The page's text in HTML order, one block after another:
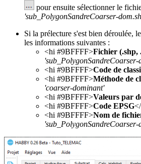
pour ensuite sélectionner le
'sub_PolygonSandreCoarser-
Si la prélecture s'est bien déroulée,
les informations suivantes :
<hi #9BFFFF>Fichier (.shp,
'sub_PolygonSandreCoarser-
<hi #9BFFFF>Code de
<hi #9BFFFF>Méthode de
'coarser-dominant'
<hi #9BFFFF>Valeurs par
<hi #9BFFFF>Code EPSG
<hi #9BFFFF>Nom de
'sub_PolygonSandreCoarser-